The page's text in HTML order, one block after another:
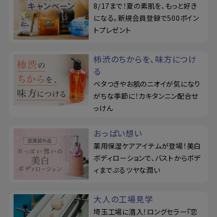
8/17まで！夏の素肌を、もっと好き
になる。新規会員登録で500ポイン
トプレゼント
柿渋のちからを、味方につけ
る
ベタつきやお肌のニオイが気になり
がちな季節に！カキタンニン配合せ
っけん
おっぱい想い
薬用保湿ケアアイテムが登場！美白
ボディローションで、バストからボデ
ィまでぷるツヤな潤い
大人の工場見学
埼玉工場に潜入！ロングセラー『恋